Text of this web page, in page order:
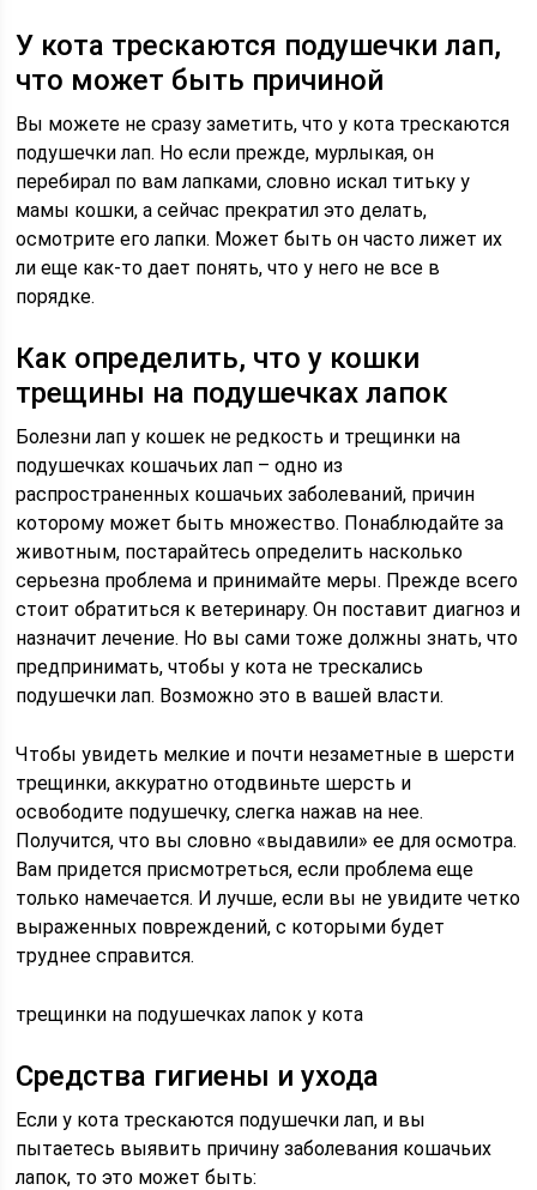
У кота трескаются подушечки лап,
что может быть причиной
Вы можете не сразу заметить, что у кота трескаются
подушечки лап. Но если прежде, мурлыкая, он
перебирал по вам лапками, словно искал титьку у
мамы кошки, а сейчас прекратил это делать,
осмотрите его лапки. Может быть он часто лижет их
ли еще как-то дает понять, что у него не все в
порядке.
Как определить, что у кошки
трещины на подушечках лапок
Болезни лап у кошек не редкость и трещинки на
подушечках кошачьих лап – одно из
распространенных кошачьих заболеваний, причин
которому может быть множество. Понаблюдайте за
животным, постарайтесь определить насколько
серьезна проблема и принимайте меры. Прежде всего
стоит обратиться к ветеринару. Он поставит диагноз и
назначит лечение. Но вы сами тоже должны знать, что
предпринимать, чтобы у кота не трескались
подушечки лап. Возможно это в вашей власти.
Чтобы увидеть мелкие и почти незаметные в шерсти
трещинки, аккуратно отодвиньте шерсть и
освободите подушечку, слегка нажав на нее.
Получится, что вы словно «выдавили» ее для осмотра.
Вам придется присмотреться, если проблема еще
только намечается. И лучше, если вы не увидите четко
выраженных повреждений, с которыми будет
труднее справится.
трещинки на подушечках лапок у кота
Средства гигиены и ухода
Если у кота трескаются подушечки лап, и вы
пытаетесь выявить причину заболевания кошачьих
лапок, то это может быть: